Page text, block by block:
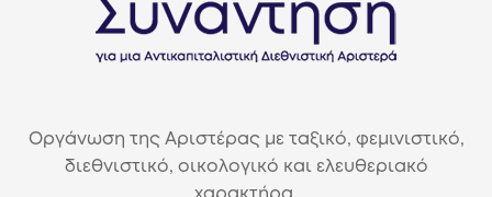
Οργάνωση της Αριστέρας με ταξικό, φεμινιστικό,
διεθνιστικό, οικολογικό και ελευθεριακό